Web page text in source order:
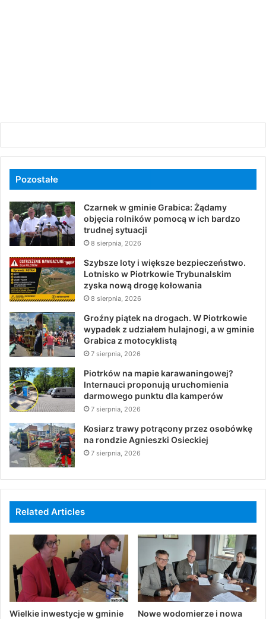
Pozostałe
Czarnek w gminie Grabica: Żądamy
objęcia rolników pomocą w ich bardzo
trudnej sytuacji
8 sierpnia, 2026
Szybsze loty i większe bezpieczeństwo.
Lotnisko w Piotrkowie Trybunalskim
zyska nową drogę kołowania
8 sierpnia, 2026
Groźny piątek na drogach. W Piotrkowie
wypadek z udziałem hulajnogi, a w gminie
Grabica z motocyklistą
7 sierpnia, 2026
Piotrków na mapie karawaningowej?
Internauci proponują uruchomienia
darmowego punktu dla kamperów
7 sierpnia, 2026
Kosiarz trawy potrącony przez osobówkę
na rondzie Agnieszki Osieckiej
7 sierpnia, 2026
Related Articles
Wielkie inwestycje w gminie
Nowe wodomierze i nowa